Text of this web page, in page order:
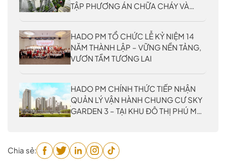
TẬP PHƯƠNG ÁN CHỮA CHÁY VÀ
HADO PM TỔ CHỨC LỄ KỶ NIỆM 14
NĂM THÀNH LẬP – VỮNG NỀN TẢNG,
VƯƠN TẦM TƯƠNG LAI
HADO PM CHÍNH THỨC TIẾP NHẬN
QUẢN LÝ VẬN HÀNH CHUNG CƯ SKY
GARDEN 3 – TẠI KHU ĐÔ THỊ PHÚ MỸ
Chia sẻ: